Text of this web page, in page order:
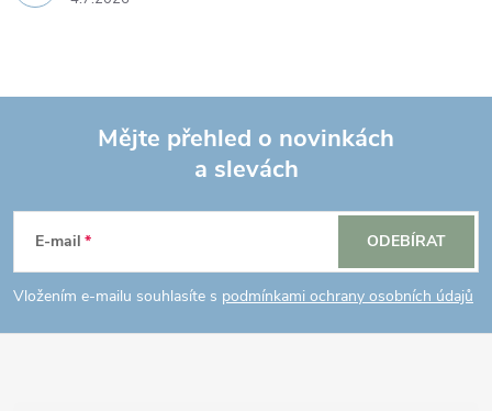
p
Mějte přehled o novinkách
a slevách
E-mail
Vložením e-mailu souhlasíte s podmínkami ochrany osobních údajů
ODEBÍRAT